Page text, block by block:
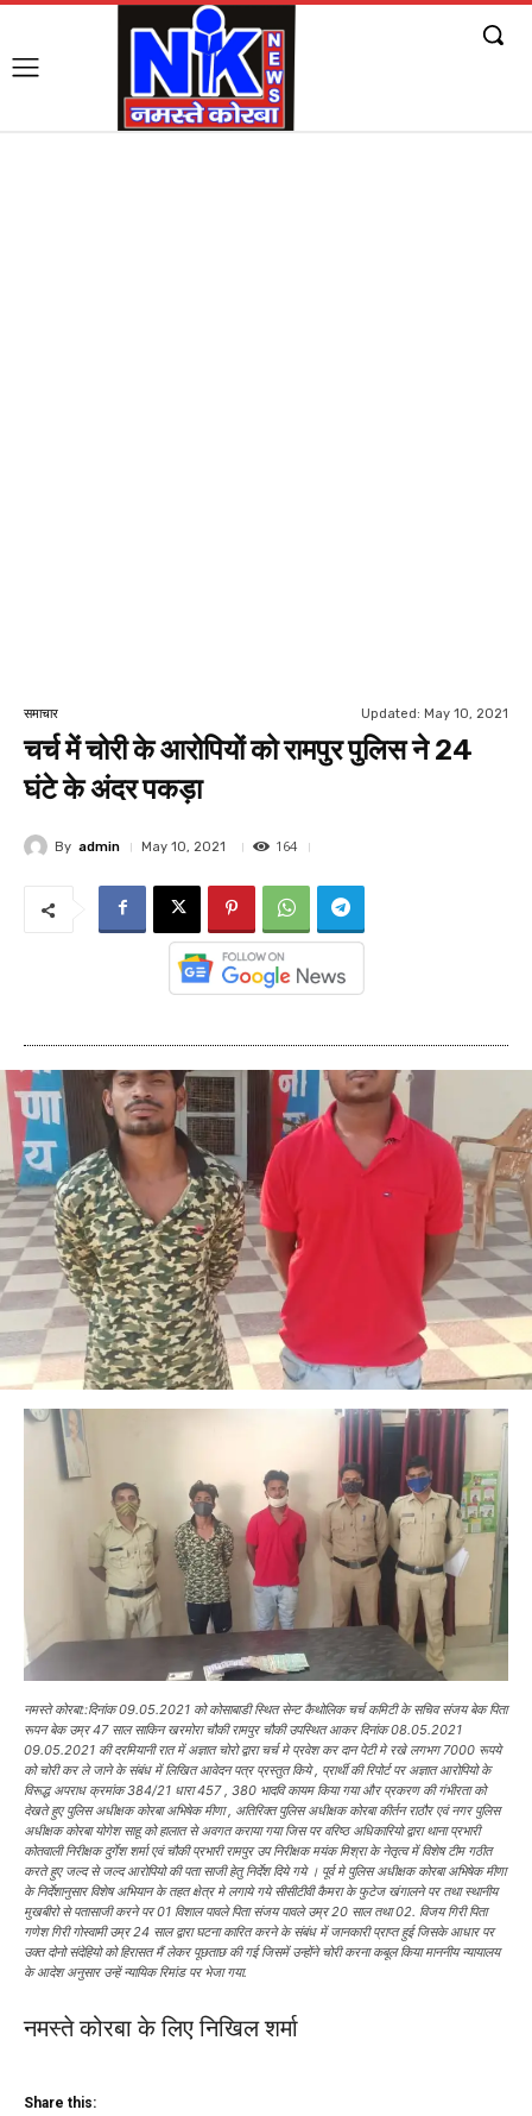
समाचार Updated: May 10, 2021
चर्च में चोरी के आरोपियों को रामपुर पुलिस ने 24
घंटे के अंदर पकड़ा
By admin May 10, 2021 164
नमस्ते कोरबा::दिनांक 09.05.2021 को कोसाबाडी स्थित सेन्ट कैथोलिक चर्च कमिटी के सचिव संजय बेक पिता
रूपन बेक उम्र 47 साल साकिन खरमोरा चौकी रामपुर चौकी उपस्थित आकर दिनांक 08.05.2021
09.05.2021 की दरमियानी रात में अज्ञात चोरो द्वारा चर्च मे प्रवेश कर दान पेटी मे रखे लगभग 7000 रूपये
को चोरी कर ले जाने के संबंध में लिखित आवेदन पत्र प्रस्तुत किये , प्रार्थी की रिपोर्ट पर अज्ञात आरोपियो के
विरूद्ध अपराध क्रमांक 384/21 धारा 457 , 380 भादवि कायम किया गया और प्रकरण की गंभीरता को
देखते हुए पुलिस अधीक्षक कोरबा अभिषेक मीणा , अतिरिक्त पुलिस अधीक्षक कोरबा कीर्तन राठौर एवं नगर पुलिस
अधीक्षक कोरबा योगेश साहू को हालात से अवगत कराया गया जिस पर वरिष्ठ अधिकारियो द्वारा थाना प्रभारी
कोतवाली निरीक्षक दुर्गेश शर्मा एवं चौकी प्रभारी रामपुर उप निरीक्षक मयंक मिश्रा के नेतृत्व में विशेष टीम गठीत
करते हुए जल्द से जल्द आरोपियो की पता साजी हेतु निर्देश दिये गये । पूर्व मे पुलिस अधीक्षक कोरबा अभिषेक मीणा
के निर्देशानुसार विशेष अभियान के तहत क्षेत्र मे लगाये गये सीसीटीवी कैमरा के फुटेज खंगालने पर तथा स्थानीय
मुखबीरो से पतासाजी करने पर 01 विशाल पावले पिता संजय पावले उम्र 20 साल तथा 02. विजय गिरी पिता
गणेश गिरी गोस्वामी उम्र 24 साल द्वारा घटना कारित करने के संबंध में जानकारी प्राप्त हुई जिसके आधार पर
उक्त दोनो संदेहियो को हिरासत मैं लेकर पूछताछ की गई जिसमें उन्होंने चोरी करना कबूल किया माननीय न्यायालय
के आदेश अनुसार उन्हें न्यायिक रिमांड पर भेजा गया.
नमस्ते कोरबा के लिए निखिल शर्मा
Share this: